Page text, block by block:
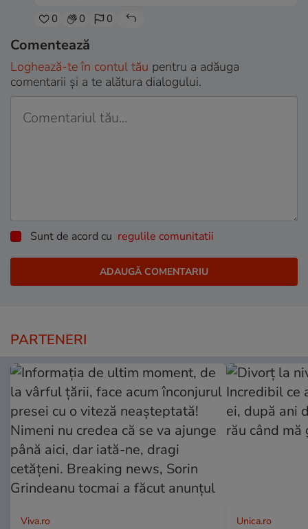
0 0 0
Comentează
Loghează-te în contul tău pentru a adăuga
comentarii și a te alătura dialogului.
Sunt de acord cu regulile comunitatii
PARTENERI
Viva.ro Unica.ro